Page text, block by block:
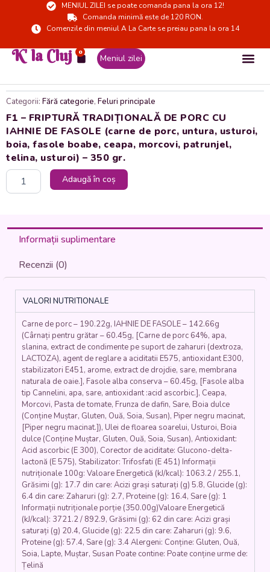
MENIUL ZILEI se poate comanda pana la ora 12!
Comanda minimă este de 120 RON.
Comenzile din meniul A La Carte se preiau pana la ora 14
K' la Cluj 0
Cart Meniul zilei
Categorii: Fără categorie, Feluri principale
F1 – FRIPTURĂ TRADIȚIONALĂ DE PORC CU
IAHNIE DE FASOLE (carne de porc, untura, usturoi,
boia, fasole boabe, ceapa, morcovi, patrunjel,
telina, usturoi) – 350 gr.
Cantitate
IAHNIE
FASOLE
porc,
untura,
usturoi,
boia,
fasole
boabe,
ceapa,
morcovi,
patrunjel,
telina,
usturoi)
Adaugă în coș
Informații suplimentare
Recenzii (0)
VALORI NUTRITIONALE
Carne de porc – 190.22g, IAHNIE DE FASOLE – 142.66g
(Cârnați pentru grătar – 60.45g, [Carne de porc 64%, apa,
slanina, extract de condimente pe suport de zaharuri (dextroza,
LACTOZA), agent de reglare a aciditatii E575, antioxidant E300,
stabilizatori E451, arome, extract de drojdie, sare, membrana
naturala de oaie.], Fasole alba conserva – 60.45g, [Fasole alba
tip Cannelini, apa, sare, antioxidant :acid ascorbic.], Ceapa,
Morcovi, Pasta de tomate, Frunza de dafin, Sare, Boia dulce
(Conține Muștar, Gluten, Ouă, Soia, Susan), Piper negru macinat,
[Piper negru macinat.]), Ulei de floarea soarelui, Usturoi, Boia
dulce (Conține Muștar, Gluten, Ouă, Soia, Susan), Antioxidant:
Acid ascorbic (E 300), Corector de aciditate: Glucono-delta-
lactonă (E 575), Stabilizator: Trifosfati (E 451) Informații
nutriționale 100g: Valoare Energetică (kJ/kcal): 1063.2 / 255.1,
Grăsimi (g): 17.7 din care: Acizi grași saturați (g) 5.8, Glucide (g):
6.4 din care: Zaharuri (g): 2.7, Proteine (g): 16.4, Sare (g): 1
Informații nutriționale porție (350.00g)Valoare Energetică
(kJ/kcal): 3721.2 / 892.9, Grăsimi (g): 62 din care: Acizi grași
saturați (g) 20.4, Glucide (g): 22.5 din care: Zaharuri (g): 9.6,
Proteine (g): 57.4, Sare (g): 3.4 Alergeni: Conține: Gluten, Ouă,
Soia, Lapte, Muștar, Susan Poate contine: Poate conține urme de:
Țelină